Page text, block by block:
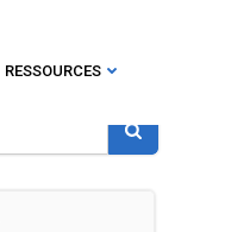
RESSOURCES